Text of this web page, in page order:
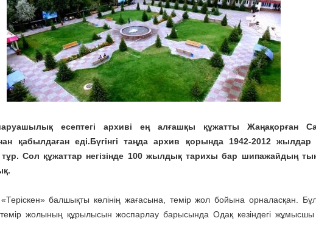
есептегі архиві ең алғашқы құжатты Жаңақорған
қабылдаған еді.Бүгінгі таңда архив қорында 1942-2012
Сол құжаттар негізінде 100 жылдық тарихы бар шипажайдың
балшықты көлінің жағасына, темір жол бойына орналасқан.
жолының құрылысын жоспарлау барысында Одақ кезіндегі